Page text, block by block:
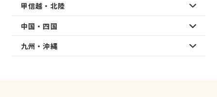
甲信越・北陸
中国・四国
九州・沖縄